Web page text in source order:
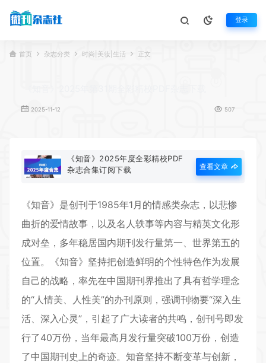
登录
首页 杂志分类 时尚|美妆|生活 正文
2025-11-12 507
《知音》2025年度全彩精校PDF
杂志合集订阅下载
查看文章
《知音》是创刊于1985年1月的情感类杂志，以悲惨
曲折的爱情故事，以及名人轶事等内容与精英文化形
成对垒，多年稳居国内期刊发行量第一、世界第五的
位置。《知音》坚持把创造鲜明的个性特色作为发展
自己的战略，率先在中国期刊界推出了具有哲学理念
的“人情美、人性美”的办刊原则，强调刊物要“深入生
活、深入心灵”，引起了广大读者的共鸣，创刊号即发
行了40万份，当年最高月发行量突破100万份，创造
了中国期刊史上的奇迹。知音坚持不断变革与创新，